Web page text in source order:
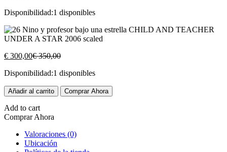
Disponibilidad:1 disponibles
€ 300,00El
actual
€ 300,00.
€350,00El
original
€ 350,00.
Disponibilidad:1 disponibles
Niño
y
profesor
bajo
estrella
cantidad
Añadir al carrito Comprar Ahora
Add to cart
Comprar Ahora
Valoraciones (0)
Ubicación